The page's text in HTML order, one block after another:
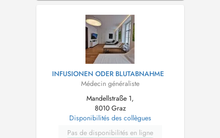
INFUSIONEN ODER BLUTABNAHME
Médecin généraliste
Mandellstraße 1,
8010 Graz
Disponibilités des collègues
Pas de disponibilités en ligne